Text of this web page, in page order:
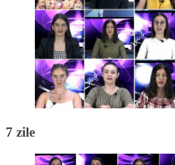
7 zile